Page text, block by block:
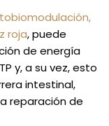
roja, puede
de energía
y, a su vez, esto
intestinal,
reparación de